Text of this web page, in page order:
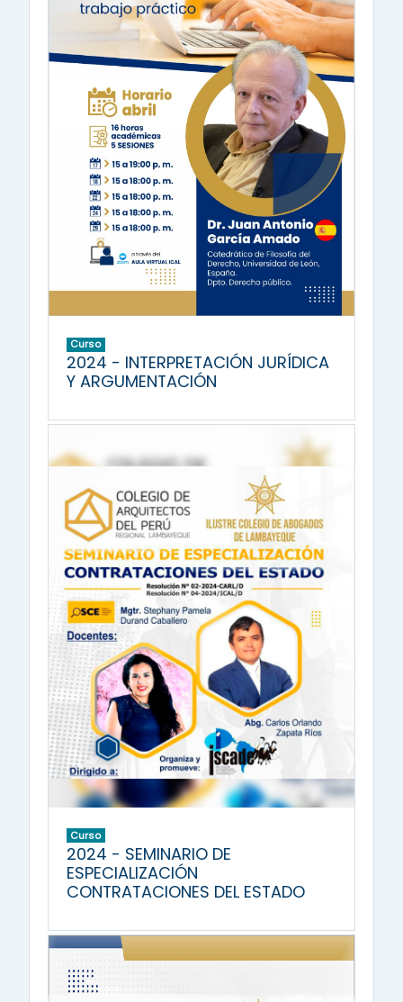
Curso
2024 - INTERPRETACIÓN JURÍDICA
Y ARGUMENTACIÓN
Curso
2024 - SEMINARIO DE
ESPECIALIZACIÓN
CONTRATACIONES DEL ESTADO